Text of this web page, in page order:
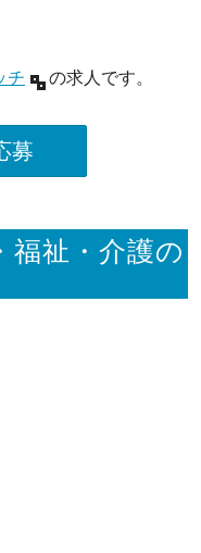
チ の求人です。
募
福祉・介護の